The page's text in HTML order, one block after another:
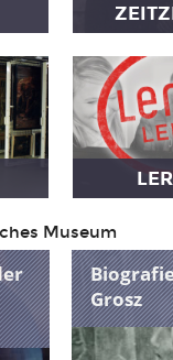
Museum
Grosz